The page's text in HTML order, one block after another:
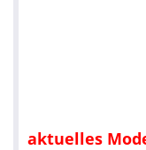
aktuelles